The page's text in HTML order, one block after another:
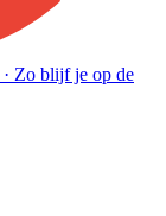
· Zo blijf je op de